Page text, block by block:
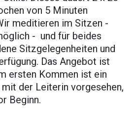
von 5 Minuten
meditieren im Sitzen -
- und für beides
Sitzgelegenheiten und
Das Angebot ist
ersten Kommen ist ein
der Leiterin vorgesehen,
Beginn.